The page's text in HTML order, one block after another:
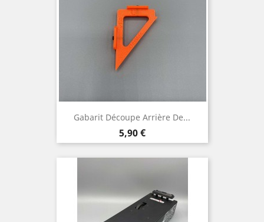
Gabarit Découpe Arrière De...
Prix
5,90 €